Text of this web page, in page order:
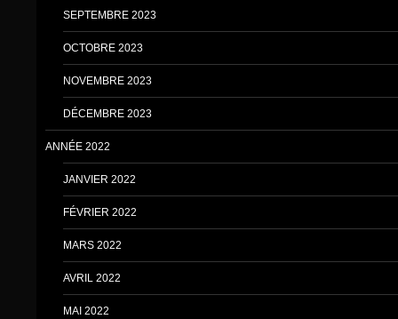
SEPTEMBRE 2023
OCTOBRE 2023
NOVEMBRE 2023
DÉCEMBRE 2023
ANNÉE 2022
JANVIER 2022
FÉVRIER 2022
MARS 2022
AVRIL 2022
MAI 2022